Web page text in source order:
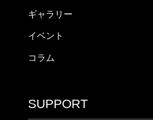
ギャラリー
イベント
コラム
SUPPORT